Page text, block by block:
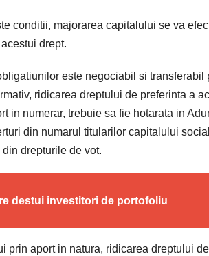
conditii, majorarea capitalului se va
drept.
este negociabil si
ridicarea dreptului de preferinta a
in numerar, trebuie sa fie hotarata in
din numarul titularilor capitalului
drepturile de vot.
destui investitori de portofoliu
prin aport in natura, ridicarea dreptului